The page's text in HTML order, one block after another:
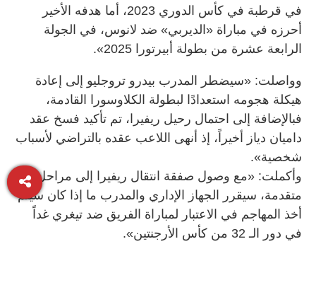
في قرطبة في كأس الدوري 2023، أما هدفه الأخير
أحرزه في مباراة «الديربي» ضد لانوس، في الجولة
الرابعة عشرة من بطولة أبيرتورا 2025».
وواصلت: «سيضطر المدرب بيدرو تروجليو إلى إعادة
هيكلة هجومه استعدادًا لبطولة الكلاوسورا القادمة،
فبالإضافة إلى احتمال رحيل ريفيرا، تم تأكيد فسخ عقد
داميان دياز أخيراً، إذ أنهى اللاعب عقده بالتراضي لأسباب
شخصية».
وأكملت: «مع وصول صفقة انتقال ريفيرا إلى مراحل
متقدمة، سيقرر الجهاز الإداري والمدرب ما إذا كان سيتم
أخذ المهاجم في الاعتبار لمباراة الفريق ضد تيغري غداً
في دور الـ 32 من كأس الأرجنتين».